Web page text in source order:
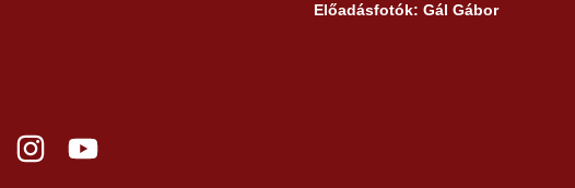
Előadásfotók: Gál Gábor